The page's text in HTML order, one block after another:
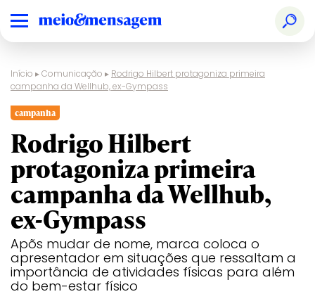
Início ▸Comunicação ▸ Rodrigo Hilbert protagoniza primeira
campanha da Wellhub, ex-Gympass
campanha
Rodrigo Hilbert
protagoniza primeira
campanha da Wellhub,
ex-Gympass
Apõs mudar de nome, marca coloca o
apresentador em situações que ressaltam a
importância de atividades físicas para além
do bem-estar físico